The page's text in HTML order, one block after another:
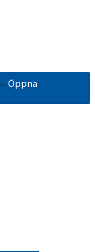
Öppna